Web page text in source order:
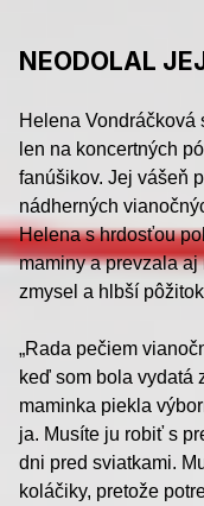
NEODOLAL
Helena
len na koncertných
fanúšikov. Jej vášeň
nádherných
Helena s hrdosťou
maminy a prevzala
zmysel a hlbší
„Rada pečiem
keď som bola vydatá
maminka piekla
ja. Musíte ju robiť s
dni pred sviatkami.
koláčiky, pretože